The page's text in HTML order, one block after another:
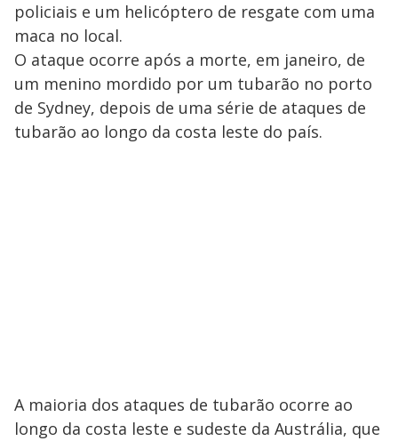
policiais e um helicóptero de resgate com uma
maca no local.
O ataque ocorre após a morte, em janeiro, de
um menino mordido por um tubarão no porto
de Sydney, depois de uma série de ataques de
tubarão ao longo da costa leste do país.
A maioria dos ataques de tubarão ocorre ao
longo da costa leste e sudeste da Austrália, que